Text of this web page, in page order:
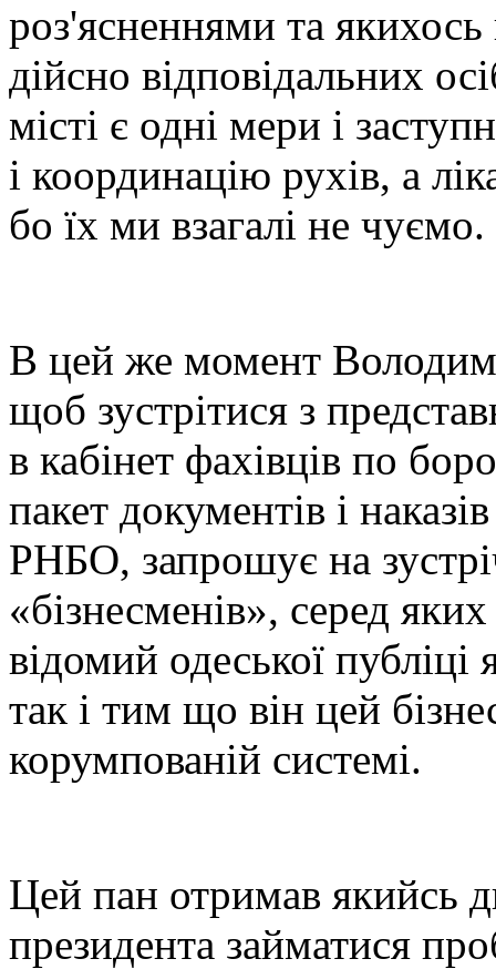
роз'ясненнями та якихось
дійсно відповідальних
місті є одні мери і
і координацію рухів, а
бо їх ми взагалі не чуємо.
В цей же момент
щоб зустрітися з
в кабінет фахівців по
пакет документів і
РНБО, запрошує на
«бізнесменів», серед
відомий одеської
так і тим що він цей
корумпованій системі.
Цей пан отримав якийсь
президента займатися